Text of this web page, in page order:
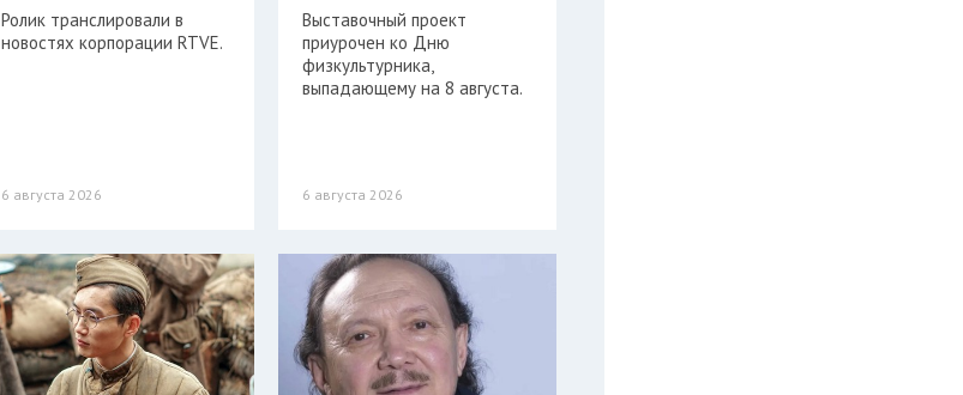
Ролик транслировали в
новостях корпорации RTVE.
6 августа 2026
Выставочный проект
приурочен ко Дню
физкультурника,
выпадающему на 8 августа.
6 августа 2026